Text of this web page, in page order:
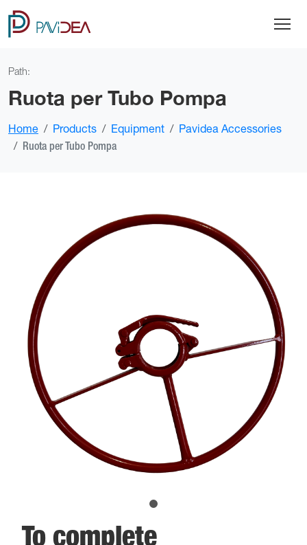
Path:
Ruota per Tubo Pompa
Home Products Equipment Pavidea Accessories
Ruota per Tubo Pompa
To complete